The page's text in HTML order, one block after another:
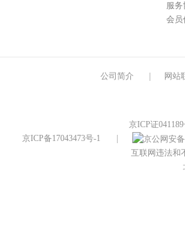
服务
会员
公司简介 网站
京ICP证
京ICP备17043473号-1
互联网违法和